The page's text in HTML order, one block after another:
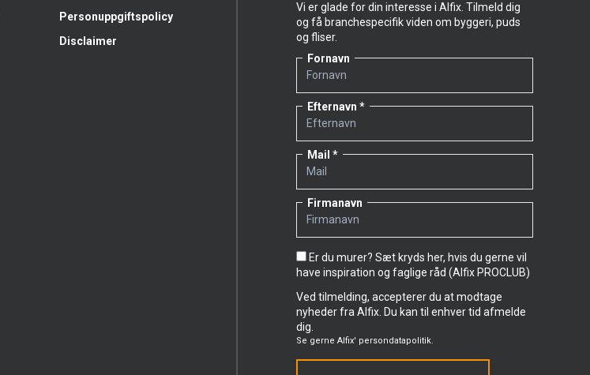
Personuppgiftspolicy
Disclaimer
Vi er glade for din interesse i Alfix. Tilmeld dig
og få branchespecifik viden om byggeri, puds
og fliser.
Fornavn
Efternavn
Mail
Firmanavn
Er du murer? Sæt kryds her, hvis du gerne vil
have inspiration og faglige råd (Alfix PROCLUB)
Ved tilmelding, accepterer du at modtage
nyheder fra Alfix. Du kan til enhver tid afmelde
dig.
Se gerne Alfix' persondatapolitik.